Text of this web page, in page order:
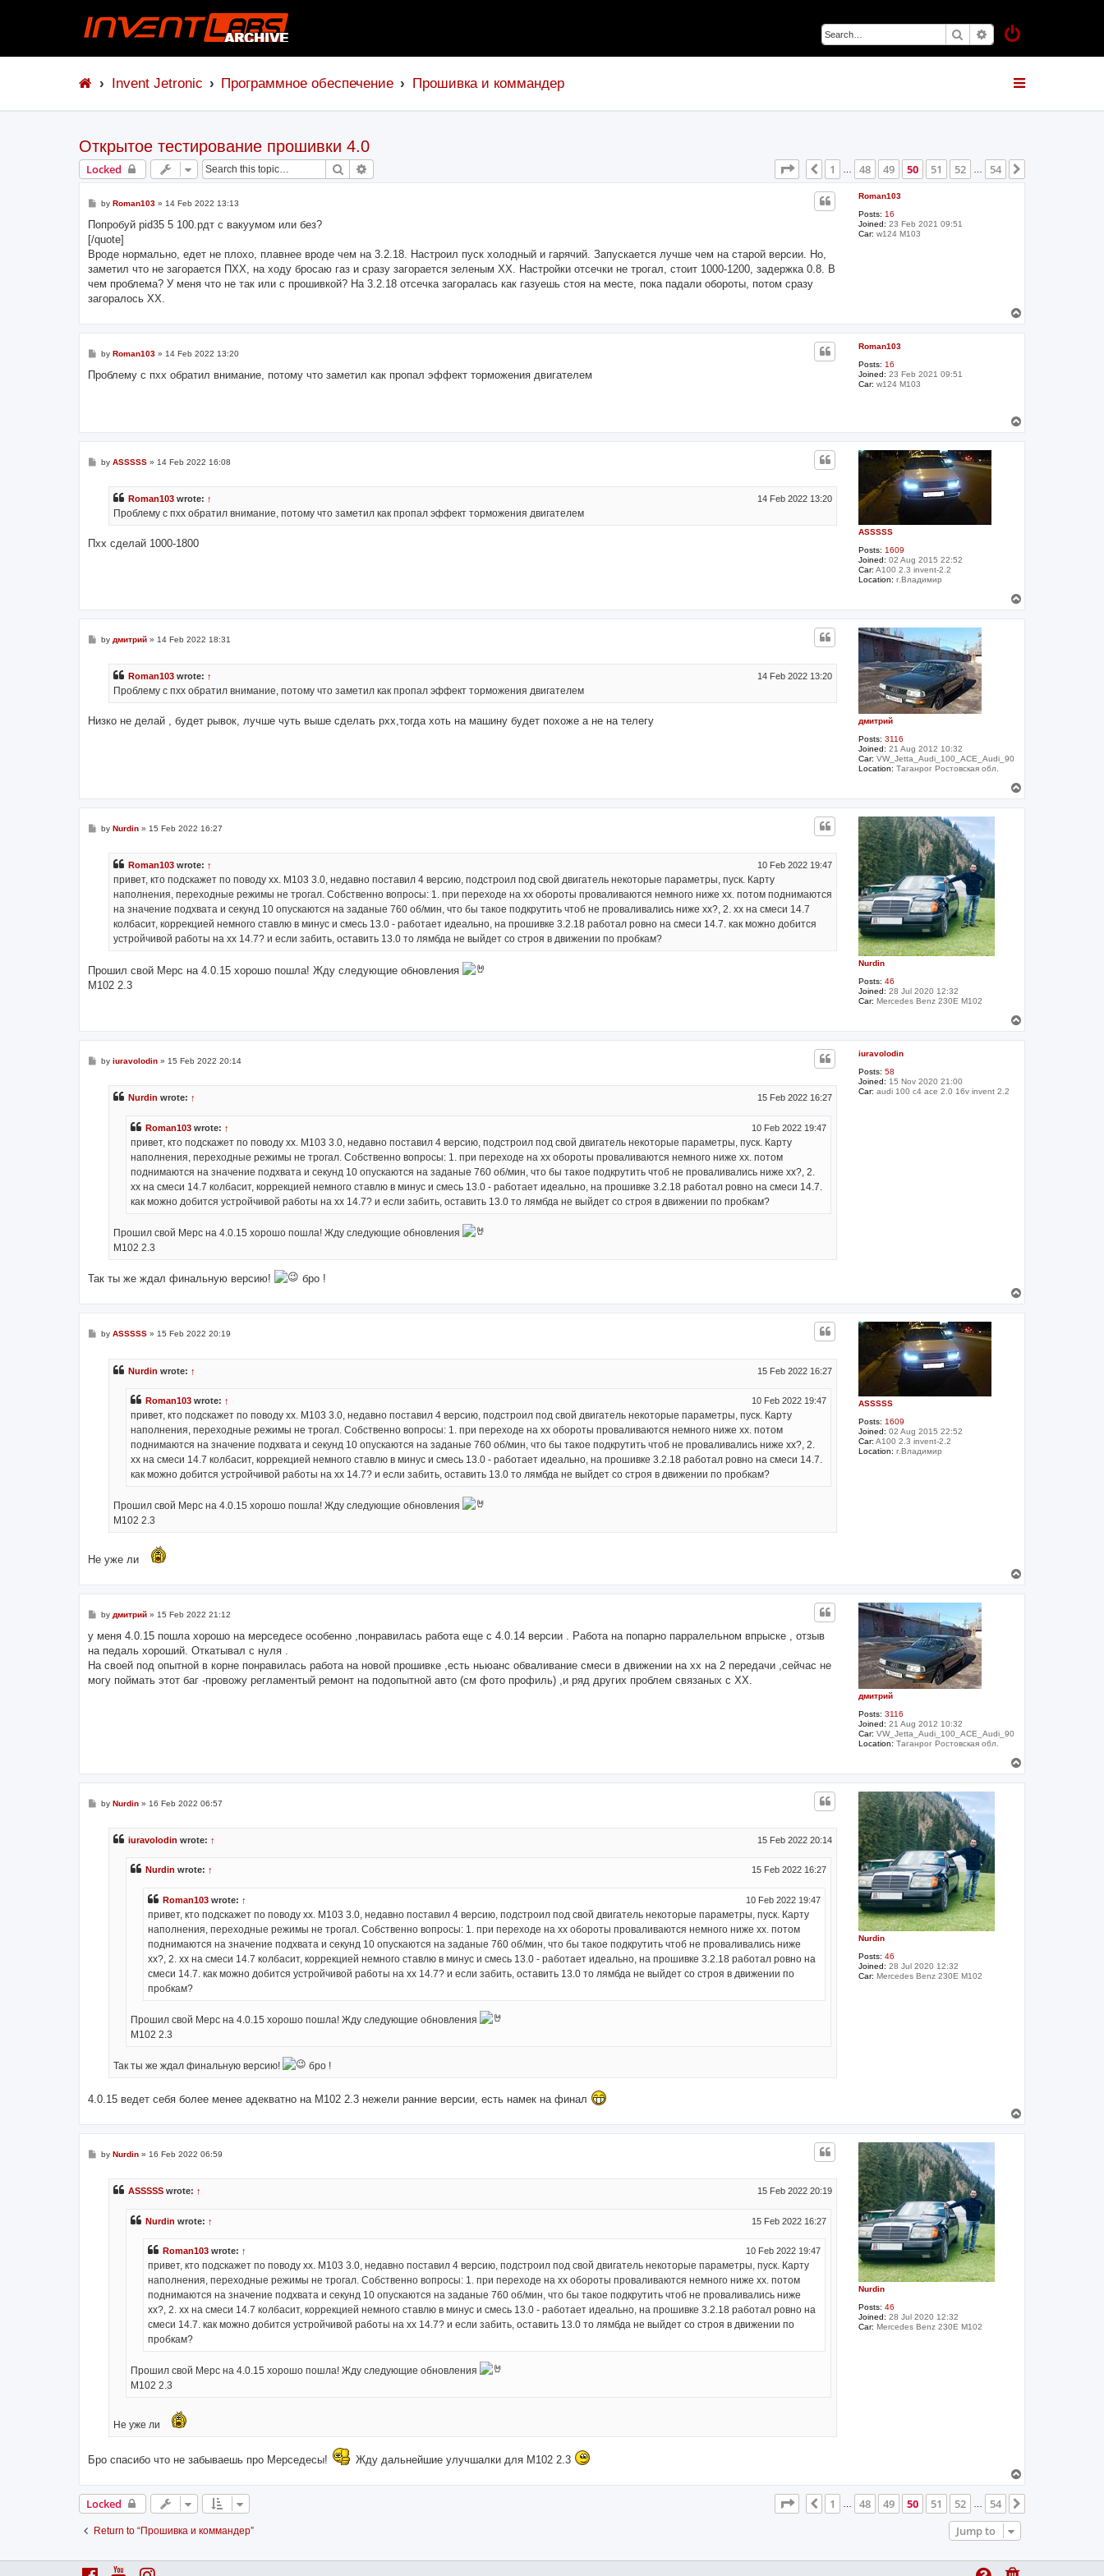
Search Advanced search
Invent Jetronic Программное обеспечение Прошивка и коммандер
Открытое тестирование прошивки 4.0
Locked Search Page 50 of54
Previous
1 48 49 50 51 52 54
Roman103
Posts: 16
Joined: 23 Feb 2021 09:51
Car: w124 M103
P
s
by Roman103» 14 Feb 2022 13:13
Попробуй pid35 5 100.рдт с вакуумом или без?
[/quote]
Вроде нормально, едет не плохо, плавнее вроде чем на 3.2.18. Настроил пуск холодный и гарячий. Запускается лучше чем на старой версии. Но,
заметил что не загорается ПХХ, на ходу бросаю газ и сразу загорается зеленым ХХ. Настройки отсечки не трогал, стоит 1000-1200, задержка 0.8. В
чем проблема? У меня что не так или с прошивкой? На 3.2.18 отсечка загоралась как газуешь стоя на месте, пока падали обороты, потом сразу
загоралось ХХ.
o
p
Roman103
Posts: 16
Joined: 23 Feb 2021 09:51
Car: w124 M103
P
s
by Roman103» 14 Feb 2022 13:20
Проблему с пхх обратил внимание, потому что заметил как пропал эффект торможения двигателем
o
p
ASSSSS
Posts: 1609
Joined: 02 Aug 2015 22:52
Car: A100 2.3 invent-2.2
Location: г.Владимир
Pby ASSSSS» 14 Feb 2022 16:08
Roman103 wrote: ↑ 14 Feb 2022 13:20
Проблему с пхх обратил внимание, потому что заметил как пропал эффект торможения двигателем
Пхх сделай 1000-1800
o
p
дмитрий
Posts: 3116
Joined: 21 Aug 2012 10:32
Car: VW_Jetta_Audi_100_ACE_Audi_90
Location: Таганрог Ростовская обл.
Pby дмитрий» 14 Feb 2022 18:31
Roman103 wrote: ↑ 14 Feb 2022 13:20
Проблему с пхх обратил внимание, потому что заметил как пропал эффект торможения двигателем
Низко не делай , будет рывок, лучше чуть выше сделать рхх,тогда хоть на машину будет похоже а не на телегу
o
p
Nurdin
Posts: 46
Joined: 28 Jul 2020 12:32
Car: Mercedes Benz 230E M102
Pby Nurdin» 15 Feb 2022 16:27
Roman103 wrote: ↑ 10 Feb 2022 19:47
привет, кто подскажет по поводу хх. М103 3.0, недавно поставил 4 версию, подстроил под свой двигатель некоторые параметры, пуск. Карту
наполнения, переходные режимы не трогал. Собственно вопросы: 1. при переходе на хх обороты проваливаются немного ниже хх. потом поднимаются
на значение подхвата и секунд 10 опускаются на заданые 760 об/мин, что бы такое подкрутить чтоб не проваливались ниже хх?, 2. хх на смеси 14.7
колбасит, коррекцией немного ставлю в минус и смесь 13.0 - работает идеально, на прошивке 3.2.18 работал ровно на смеси 14.7. как можно добится
устройчивой работы на хх 14.7? и если забить, оставить 13.0 то лямбда не выйдет со строя в движении по пробкам?
Прошил свой Мерс на 4.0.15 хорошо пошла! Жду следующие обновления
M102 2.3
o
p
iuravolodin
Posts: 58
Joined: 15 Nov 2020 21:00
Car: audi 100 c4 ace 2.0 16v invent 2.2
Pby iuravolodin» 15 Feb 2022 20:14
Nurdin wrote: ↑ 15 Feb 2022 16:27
Roman103 wrote: ↑ 10 Feb 2022 19:47
привет, кто подскажет по поводу хх. М103 3.0, недавно поставил 4 версию, подстроил под свой двигатель некоторые параметры, пуск. Карту
наполнения, переходные режимы не трогал. Собственно вопросы: 1. при переходе на хх обороты проваливаются немного ниже хх. потом
поднимаются на значение подхвата и секунд 10 опускаются на заданые 760 об/мин, что бы такое подкрутить чтоб не проваливались ниже хх?, 2.
хх на смеси 14.7 колбасит, коррекцией немного ставлю в минус и смесь 13.0 - работает идеально, на прошивке 3.2.18 работал ровно на смеси 14.7.
как можно добится устройчивой работы на хх 14.7? и если забить, оставить 13.0 то лямбда не выйдет со строя в движении по пробкам?
Прошил свой Мерс на 4.0.15 хорошо пошла! Жду следующие обновления
M102 2.3
Так ты же ждал финальную версию! бро !
o
p
ASSSSS
Posts: 1609
Joined: 02 Aug 2015 22:52
Car: A100 2.3 invent-2.2
Location: г.Владимир
Pby ASSSSS» 15 Feb 2022 20:19
Nurdin wrote: ↑ 15 Feb 2022 16:27
Roman103 wrote: ↑ 10 Feb 2022 19:47
привет, кто подскажет по поводу хх. М103 3.0, недавно поставил 4 версию, подстроил под свой двигатель некоторые параметры, пуск. Карту
наполнения, переходные режимы не трогал. Собственно вопросы: 1. при переходе на хх обороты проваливаются немного ниже хх. потом
поднимаются на значение подхвата и секунд 10 опускаются на заданые 760 об/мин, что бы такое подкрутить чтоб не проваливались ниже хх?, 2.
хх на смеси 14.7 колбасит, коррекцией немного ставлю в минус и смесь 13.0 - работает идеально, на прошивке 3.2.18 работал ровно на смеси 14.7.
как можно добится устройчивой работы на хх 14.7? и если забить, оставить 13.0 то лямбда не выйдет со строя в движении по пробкам?
Прошил свой Мерс на 4.0.15 хорошо пошла! Жду следующие обновления
M102 2.3
Не уже ли
o
p
дмитрий
Posts: 3116
Joined: 21 Aug 2012 10:32
Car: VW_Jetta_Audi_100_ACE_Audi_90
Location: Таганрог Ростовская обл.
P
s
by дмитрий» 15 Feb 2022 21:12
у меня 4.0.15 пошла хорошо на мерседесе особенно ,понравилась работа еще с 4.0.14 версии . Работа на попарно парралельном впрыске , отзыв
на педаль хороший. Откатывал с нуля .
На своей под опытной в корне понравилась работа на новой прошивке ,есть ньюанс обваливание смеси в движении на хх на 2 передачи ,сейчас не
могу поймать этот баг -провожу регламентый ремонт на подопытной авто (см фото профиль) ,и ряд других проблем связаных с ХХ.
o
p
Nurdin
Posts: 46
Joined: 28 Jul 2020 12:32
Car: Mercedes Benz 230E M102
Pby Nurdin» 16 Feb 2022 06:57
iuravolodin wrote: ↑ 15 Feb 2022 20:14
Nurdin wrote: ↑ 15 Feb 2022 16:27
Roman103 wrote: ↑ 10 Feb 2022 19:47
привет, кто подскажет по поводу хх. М103 3.0, недавно поставил 4 версию, подстроил под свой двигатель некоторые параметры, пуск. Карту
наполнения, переходные режимы не трогал. Собственно вопросы: 1. при переходе на хх обороты проваливаются немного ниже хх. потом
поднимаются на значение подхвата и секунд 10 опускаются на заданые 760 об/мин, что бы такое подкрутить чтоб не проваливались ниже
хх?, 2. хх на смеси 14.7 колбасит, коррекцией немного ставлю в минус и смесь 13.0 - работает идеально, на прошивке 3.2.18 работал ровно на
смеси 14.7. как можно добится устройчивой работы на хх 14.7? и если забить, оставить 13.0 то лямбда не выйдет со строя в движении по
пробкам?
Прошил свой Мерс на 4.0.15 хорошо пошла! Жду следующие обновления
M102 2.3
Так ты же ждал финальную версию! бро !
4.0.15 ведет себя более менее адекватно на М102 2.3 нежели ранние версии, есть намек на финал
o
p
Nurdin
Posts: 46
Joined: 28 Jul 2020 12:32
Car: Mercedes Benz 230E M102
Pby Nurdin» 16 Feb 2022 06:59
ASSSSS wrote: ↑ 15 Feb 2022 20:19
Nurdin wrote: ↑ 15 Feb 2022 16:27
Roman103 wrote: ↑ 10 Feb 2022 19:47
привет, кто подскажет по поводу хх. М103 3.0, недавно поставил 4 версию, подстроил под свой двигатель некоторые параметры, пуск. Карту
наполнения, переходные режимы не трогал. Собственно вопросы: 1. при переходе на хх обороты проваливаются немного ниже хх. потом
поднимаются на значение подхвата и секунд 10 опускаются на заданые 760 об/мин, что бы такое подкрутить чтоб не проваливались ниже
хх?, 2. хх на смеси 14.7 колбасит, коррекцией немного ставлю в минус и смесь 13.0 - работает идеально, на прошивке 3.2.18 работал ровно на
смеси 14.7. как можно добится устройчивой работы на хх 14.7? и если забить, оставить 13.0 то лямбда не выйдет со строя в движении по
пробкам?
Прошил свой Мерс на 4.0.15 хорошо пошла! Жду следующие обновления
M102 2.3
Не уже ли
Бро спасибо что не забываешь про Мерседесы! Жду дальнейшие улучшалки для М102 2.3
o
p
Locked Page 50 of54
Previous
1 48 49 50 51 52 54
Return to “Прошивка и коммандер” Jump to